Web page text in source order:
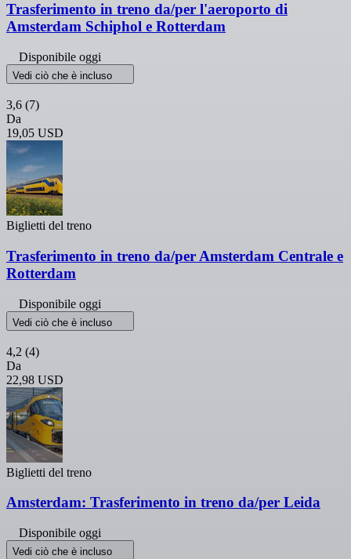
Trasferimento in treno da/per l'aeroporto di
Amsterdam Schiphol e Rotterdam
Disponibile oggi
Vedi ciò che è incluso
3,6 (7)
Da
19,05 USD
Biglietti del treno
Trasferimento in treno da/per Amsterdam Centrale e
Rotterdam
Disponibile oggi
Vedi ciò che è incluso
4,2 (4)
Da
22,98 USD
Biglietti del treno
Amsterdam: Trasferimento in treno da/per Leida
Disponibile oggi
Vedi ciò che è incluso